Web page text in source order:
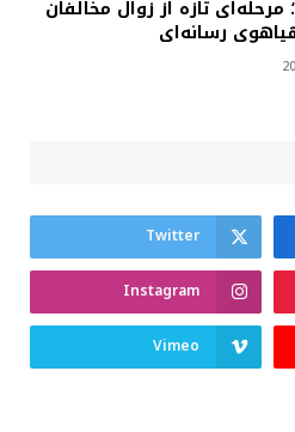
تازه از زوال مخالفان
رسانه‌ای
Twitter
Instagram
Vimeo